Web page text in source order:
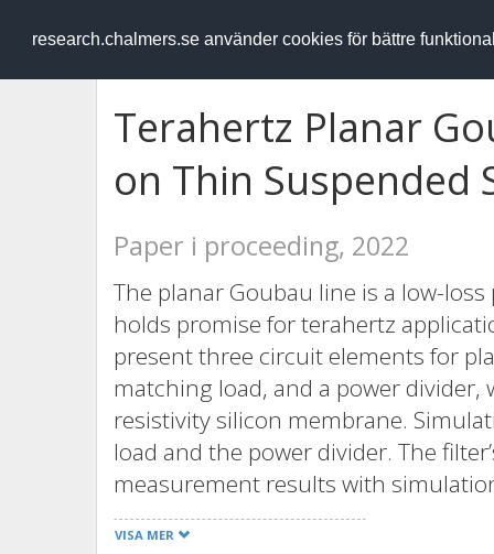
research.chalmers.se använder cookies för bättre
RESEARCH.chalmers.se
Terahertz Planar
on Thin Suspended
Paper i proceeding, 2022
The planar Goubau line is a low-
holds promise for terahertz
present three circuit elements for
matching load, and a power
resistivity silicon membrane.
load and the power divider. The
measurement results with
VISA MER